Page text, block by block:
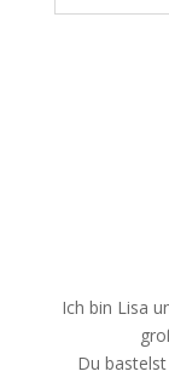
Ich bin Lisa
Du